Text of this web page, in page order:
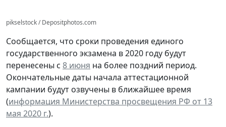
pikselstock / Depositphotos.com
Сообщается, что сроки проведения единого
государственного экзамена в 2020 году будут
перенесены с 8 июня на более поздний период.
Окончательные даты начала аттестационной
кампании будут озвучены в ближайшее время
(информация Министерства просвещения РФ от 13
мая 2020 г.).